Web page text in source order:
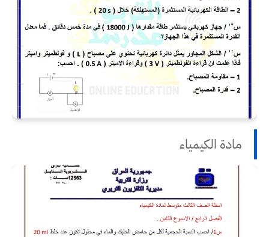
مادة الكيمياء